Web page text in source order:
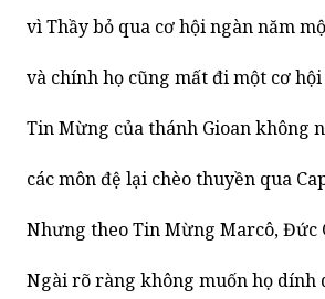
vì Thầy bỏ qua cơ hội ngàn năm
và chính họ cũng mất đi một cơ
Tin Mừng của thánh Gioan không
các môn đệ lại chèo thuyền qua
Nhưng theo Tin Mừng Marcô, Đức
Ngài rõ ràng không muốn họ dính